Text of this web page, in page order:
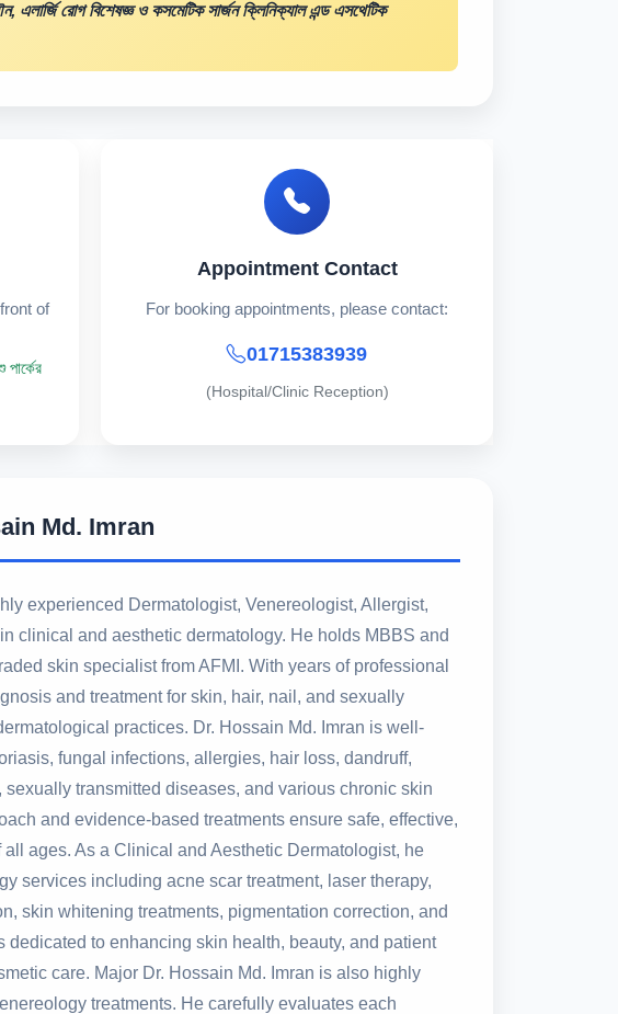
এলার্জি রোগ বিশেষজ্ঞ ও কসমেটিক সার্জন ক্লিনিক্যাল এন্ড এসথেটিক
of
Appointment Contact
For booking appointments, please contact:
01715383939
(Hospital/Clinic Reception)
Md. Imran
experienced Dermatologist, Venereologist, Allergist,
clinical and aesthetic dermatology. He holds MBBS and
skin specialist from AFMI. With years of professional
and treatment for skin, hair, nail, and sexually
practices. Dr. Hossain Md. Imran is well-
fungal infections, allergies, hair loss, dandruff,
transmitted diseases, and various chronic skin
and evidence-based treatments ensure safe, effective,
ages. As a Clinical and Aesthetic Dermatologist, he
services including acne scar treatment, laser therapy,
skin whitening treatments, pigmentation correction, and
dedicated to enhancing skin health, beauty, and patient
care. Major Dr. Hossain Md. Imran is also highly
treatments. He carefully evaluates each